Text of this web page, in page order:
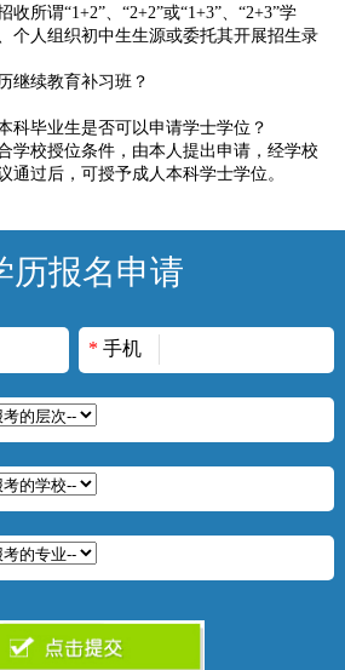
所谓“1+2”、“2+2”或“1+3”、“2+3”学
个人组织初中生生源或委托其开展招生录
继续教育补习班？
科毕业生是否可以申请学士学位？
学校授位条件，由本人提出申请，经学校
通过后，可授予成人本科学士学位。
历报名申请
* 手机